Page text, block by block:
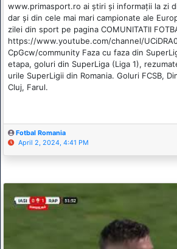
www.primasport.ro ai știri și informații la zi
dar și din cele mai mari campionate ale
zilei din sport pe pagina COMUNITATII
https://www.youtube.com/channel/
CpGcw/community Faza cu faza din
etapa, goluri din SuperLiga (Liga 1),
urile SuperLigii din Romania. Goluri FCSB,
Cluj, Farul.
Fotbal Romania
April 2, 2024, 4:41 PM